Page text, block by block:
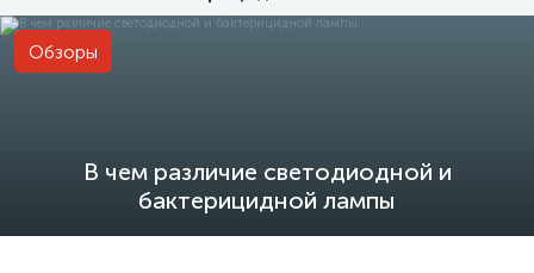
В чем различие светодиодной и
бактерицидной лампы
Обзоры